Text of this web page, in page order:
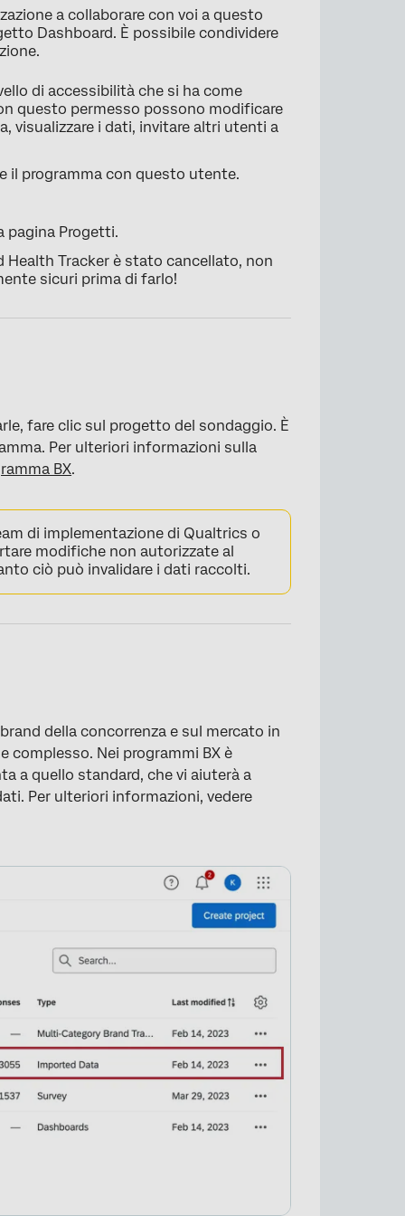
a collaborare con voi a questo
Dashboard. È possibile condividere
di accessibilità che si ha come
questo permesso possono modificare
visualizzare i dati, invitare altri utenti a
il programma con questo utente.
pagina Progetti.
Health Tracker è stato cancellato, non
sicuri prima di farlo!
fare clic sul progetto del sondaggio. È
Per ulteriori informazioni sulla
BX.
di implementazione di Qualtrics o
modifiche non autorizzate al
ciò può invalidare i dati raccolti.
della concorrenza e sul mercato in
complesso. Nei programmi BX è
a quello standard, che vi aiuterà a
Per ulteriori informazioni, vedere